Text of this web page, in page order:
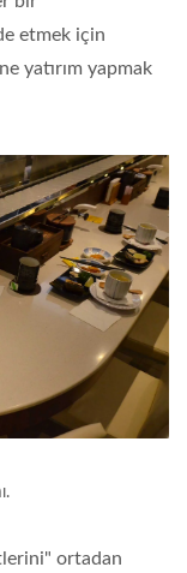
etmek için
yatırım yapmak
ortadan